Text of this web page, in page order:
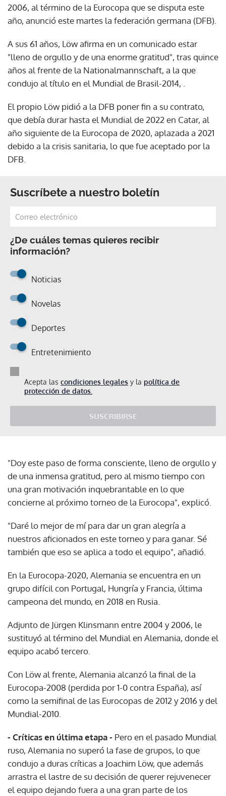
2006, al término de la Eurocopa que se disputa este
año, anunció este martes la federación germana (DFB).
A sus 61 años, Löw afirma en un comunicado estar
"lleno de orgullo y de una enorme gratitud", tras quince
años al frente de la Nationalmannschaft, a la que
condujo al título en el Mundial de Brasil-2014, .
El propio Löw pidió a la DFB poner fin a su contrato,
que debía durar hasta el Mundial de 2022 en Catar, al
año siguiente de la Eurocopa de 2020, aplazada a 2021
debido a la crisis sanitaria, lo que fue aceptado por la
DFB.
Suscríbete a nuestro boletín
¿De cuáles temas quieres recibir
información?
Noticias
Novelas
Deportes
Entretenimiento
Acepta las condiciones legales y la política de
protección de datos.
SUSCRIBIRSE
"Doy este paso de forma consciente, lleno de orgullo y
de una inmensa gratitud, pero al mismo tiempo con
una gran motivación inquebrantable en lo que
concierne al próximo torneo de la Eurocopa", explicó.
"Daré lo mejor de mí para dar un gran alegría a
nuestros aficionados en este torneo y para ganar. Sé
también que eso se aplica a todo el equipo", añadió.
En la Eurocopa-2020, Alemania se encuentra en un
grupo difícil con Portugal, Hungría y Francia, última
campeona del mundo, en 2018 en Rusia.
Adjunto de Jürgen Klinsmann entre 2004 y 2006, le
sustituyó al término del Mundial en Alemania, donde el
equipo acabó tercero.
Con Löw al frente, Alemania alcanzó la final de la
Eurocopa-2008 (perdida por 1-0 contra España), así
como la semifinal de las Eurocopas de 2012 y 2016 y del
Mundial-2010.
- Críticas en última etapa - Pero en el pasado Mundial
ruso, Alemania no superó la fase de grupos, lo que
condujo a duras críticas a Joachim Löw, que además
arrastra el lastre de su decisión de querer rejuvenecer
el equipo dejando fuera a una gran parte de los